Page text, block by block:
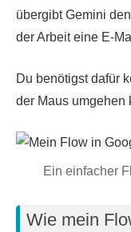
übergibt Gemini
der Arbeit eine E-
Du benötigst dafür
der Maus umgehen
Ein einfacher
Wie mein